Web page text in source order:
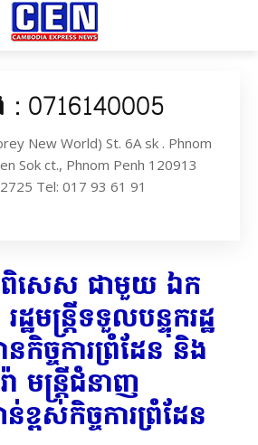
0716140005
New World) St. 6A sk . Phnom
Sok ct., Phnom Penh 120913
Tel: 017 93 61 91
ពិសេស ជាមួយ ឯក
ឋមន្ត្រីទទួលបន្ទុករដ្ឋ
នកិច្ចការព្រំដែន និង
មន្ត្រីជំនាញ
ខ្ពស់កិច្ចការព្រំដែន